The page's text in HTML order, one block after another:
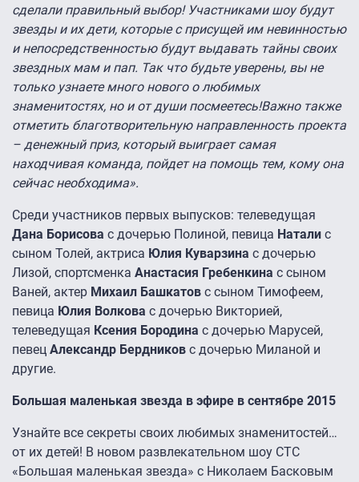
сделали правильный выбор! Участниками шоу будут
звезды и их дети, которые с присущей им невинностью
и непосредственностью будут выдавать тайны своих
звездных мам и пап. Так что будьте уверены, вы не
только узнаете много нового о любимых
знаменитостях, но и от души посмеетесь!Важно также
отметить благотворительную направленность проекта
– денежный приз, который выиграет самая
находчивая команда, пойдет на помощь тем, кому она
сейчас необходима».
Среди участников первых выпусков: телеведущая
Дана Борисова с дочерью Полиной, певица Натали с
сыном Толей, актриса Юлия Куварзина с дочерью
Лизой, спортсменка Анастасия Гребенкина с сыном
Ваней, актер Михаил Башкатов с сыном Тимофеем,
певица Юлия Волкова с дочерью Викторией,
телеведущая Ксения Бородина с дочерью Марусей,
певец Александр Бердников с дочерью Миланой и
другие.
Большая маленькая звезда в эфире в сентябре 2015
Узнайте все секреты своих любимых знаменитостей…
от их детей! В новом развлекательном шоу СТС
«Большая маленькая звезда» с Николаем Басковым